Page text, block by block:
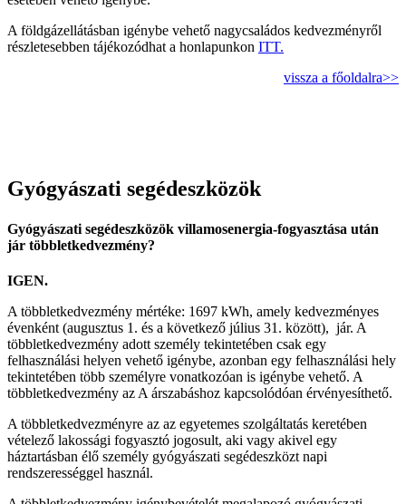
A földgázellátásban igénybe vehető nagycsaládos kedvezményről
részletesebben tájékozódhat a honlapunkon ITT.
vissza a főoldalra>>
Gyógyászati segédeszközök
Gyógyászati segédeszközök villamosenergia-fogyasztása után
jár többletkedvezmény?
IGEN.
A többletkedvezmény mértéke: 1697 kWh, amely kedvezményes
évenként (augusztus 1. és a következő július 31. között), jár. A
többletkedvezmény adott személy tekintetében csak egy
felhasználási helyen vehető igénybe, azonban egy felhasználási hely
tekintetében több személyre vonatkozóan is igénybe vehető. A
többletkedvezmény az A árszabáshoz kapcsolódóan érvényesíthető.
A többletkedvezményre az az egyetemes szolgáltatás keretében
vételező lakossági fogyasztó jogosult, aki vagy akivel egy
háztartásban élő személy gyógyászati segédeszközt napi
rendszerességgel használ.